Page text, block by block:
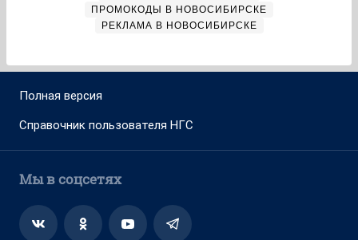
ПРОМОКОДЫ В НОВОСИБИРСКЕ
РЕКЛАМА В НОВОСИБИРСКЕ
Полная версия
Справочник пользователя НГС
Мы в соцсетях